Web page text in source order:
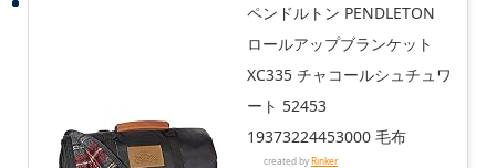
ペンドルトン PENDLETON
ロールアップブランケット
XC335 チャコールシュチュワ
ート 52453
19373224453000 毛布
created byRinker